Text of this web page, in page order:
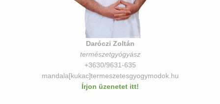
Daróczi Zoltán
természetgyógyász
+3630/9631-635
mandala[kukac]termeszetesgyogymodok.hu
Írjon üzenetet itt!